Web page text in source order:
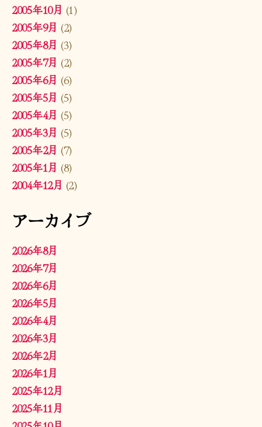
2005年10月 (1)
2005年9月 (2)
2005年8月 (3)
2005年7月 (2)
2005年6月 (6)
2005年5月 (5)
2005年4月 (5)
2005年3月 (5)
2005年2月 (7)
2005年1月 (8)
2004年12月 (2)
アーカイブ
2026年8月
2026年7月
2026年6月
2026年5月
2026年4月
2026年3月
2026年2月
2026年1月
2025年12月
2025年11月